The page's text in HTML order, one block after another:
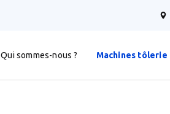
Qui sommes-nous ? Machines tôlerie